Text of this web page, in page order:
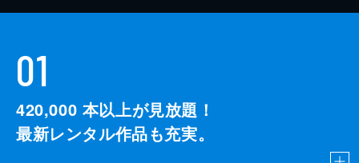
01
420,000 本以上が見放題！
最新レンタル作品も充実。